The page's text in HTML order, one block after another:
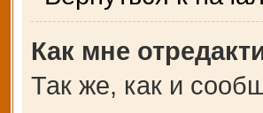
Как мне
Так же, как и